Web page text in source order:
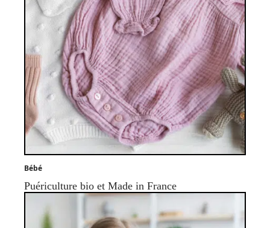
Bébé
Puériculture bio et Made in France